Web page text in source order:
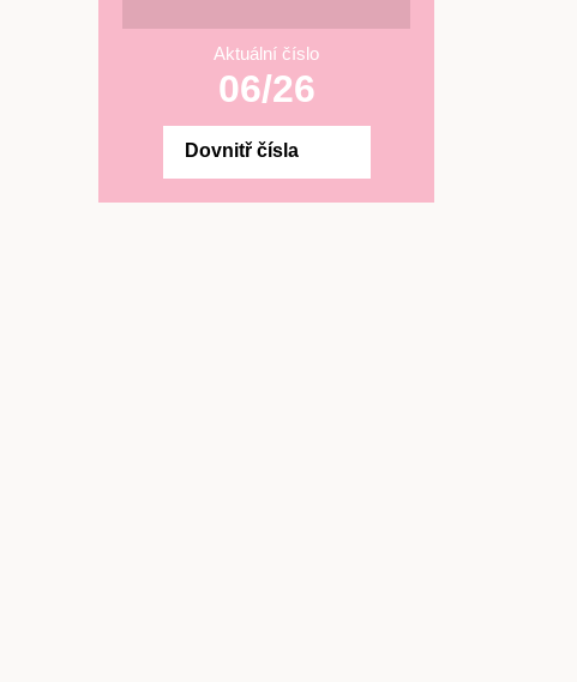
Aktuální číslo
06/26
Dovnitř čísla